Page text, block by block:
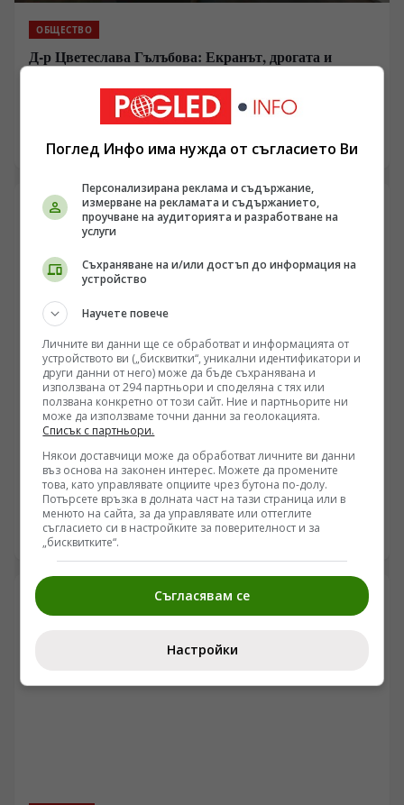
ОБЩЕСТВО
Д-р Цветеслава Гълъбова: Екранът, дрогата и
/Поглед.инфо/ Във втората част от разговора на
Георги Стамболиев с д-р Цветеслава Гълъбова -
директор на Националната психиатрична болница
„Св. Иван Рилски“, темата вече не е просто медицина,
само наркотици, алкохол и хазарт. Те вече минават
през телефона, екрана, видеоигрите, порното,
социалните мрежи, изкуствения интелект и бягството
разпада на семейството, за безпомощността на
институциите, за достъпа на децата до наркотици, за
фентанила, за дигиталната зависимост и за
страшната истина, че когато зависимостта вече се е
развила, пътят назад е дълъг, болезнен и несигурен.
26.04.2026 19:50
ПОГЛЕД КЪМ КИТАЙ
Астронавтите от „Шънджоу-21“ отправиха поздрав
по повод Деня на Космоса
/Поглед.инфо/ Екипажът на мисията „Шънджоу-21“,
намиращ се на борда на китайската космическа
станция „Тиенгун“, изпрати видео послание по случай
11-ото издание на китайския Ден на Космоса.
26.04.2026 15:35
Поглед Инфо има нужда от съгласието Ви
Персонализирана реклама и съдържание,
измерване на рекламата и съдържанието,
проучване на аудиторията и разработване на
услуги
Съхраняване на и/или достъп до информация на
устройство
Научете повече
Личните ви данни ще се обработват и информацията от
устройството ви („бисквитки“, уникални идентификатори и
други данни от него) може да бъде съхранявана и
използвана от 294 партньори и споделяна с тях или
ползвана конкретно от този сайт. Ние и партньорите ни
може да използваме точни данни за геолокацията.
Списък с партньори.
Някои доставчици може да обработват личните ви данни
въз основа на законен интерес. Можете да промените
това, като управлявате опциите чрез бутона по-долу.
Потърсете връзка в долната част на тази страница или в
менюто на сайта, за да управлявате или оттеглите
съгласието си в настройките за поверителност и за
„бисквитките“.
Съгласявам се
Настройки